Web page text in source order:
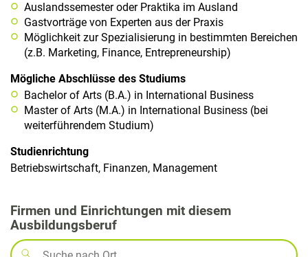
Auslandssemester oder Praktika im Ausland
Gastvorträge von Experten aus der Praxis
Möglichkeit zur Spezialisierung in bestimmten Bereichen
(z.B. Marketing, Finance, Entrepreneurship)
Mögliche Abschlüsse des Studiums
Bachelor of Arts (B.A.) in International Business
Master of Arts (M.A.) in International Business (bei
weiterführendem Studium)
Studienrichtung
Betriebswirtschaft, Finanzen, Management
Firmen und Einrichtungen mit diesem
Ausbildungsberuf